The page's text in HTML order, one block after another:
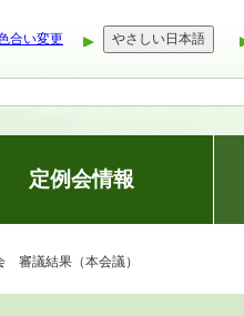
合い変更 やさしい日本語
定例会情報
審議結果（本会議）